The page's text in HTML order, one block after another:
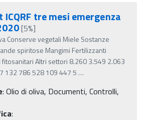
ICQRF tre mesi emergenza
[5%]
Conserve vegetali Miele Sostanze
spiritose Mangimi Fertilizzanti
Altri settori 8.260 3.549 2.063
132 786 528 109 447 5 …
: Olio di oliva, Documenti, Controlli,
: